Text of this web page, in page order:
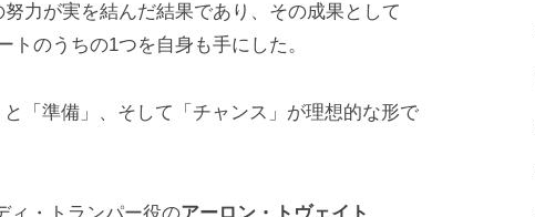
力が実を結んだ結果であり、その成果として
のうちの1つを自身も手にした。
「準備」、そして「チャンス」が理想的な形で
ィ・トランパー役のアーロン・トヴェイト